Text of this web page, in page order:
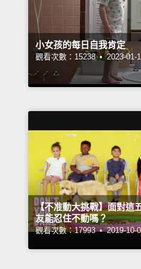
小女孩的每日自我肯定
觀看次數：15238 • 2023-01-
【不准動大挑戰】面對這
友能忍住不動嗎？
觀看次數：17993 • 2019-10-